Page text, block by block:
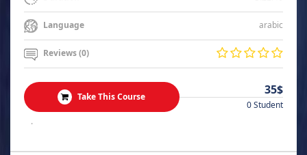
Language arabic
Reviews (0)
Take This Course 35$
0 Student
.